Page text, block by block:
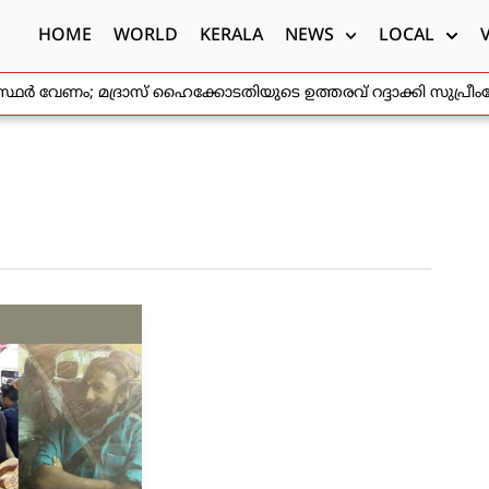
HOME WORLD KERALA NEWS LOCAL
വേണം; മദ്രാസ് ഹൈക്കോടതിയുടെ ഉത്തരവ് റദ്ദാക്കി